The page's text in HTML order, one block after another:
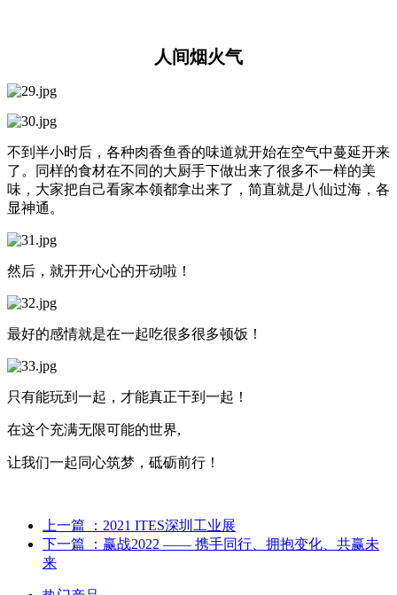
人间烟火气
不到半小时后，各种肉香鱼香的味道就开始在空气中蔓延开来
了。同样的食材在不同的大厨手下做出来了很多不一样的美
味，大家把自己看家本领都拿出来了，简直就是八仙过海，各
显神通。
然后，就开开心心的开动啦！
最好的感情就是在一起吃很多很多顿饭！
只有能玩到一起，才能真正干到一起！
在这个充满无限可能的世界,
让我们一起同心筑梦，砥砺前行！
上一篇
：2021 ITES深圳工业展
下一篇
：赢战2022 —— 携手同行、拥抱变化、共赢未
来